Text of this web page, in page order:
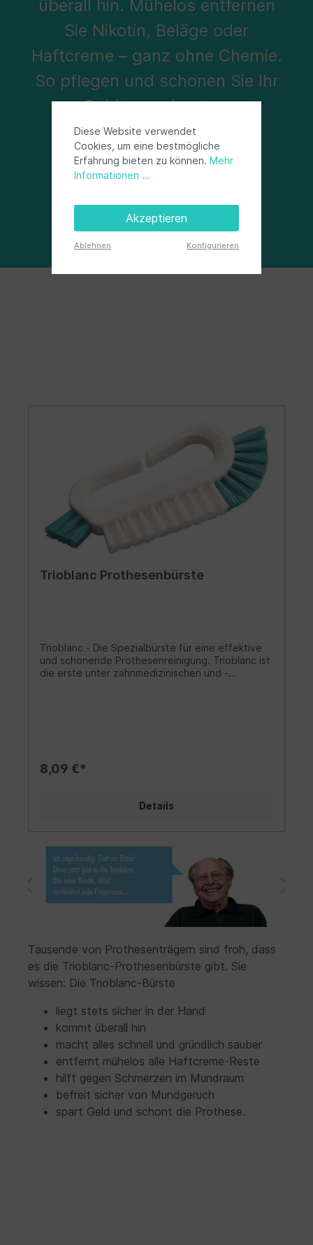
überall hin. Mühelos entfernen
Sie Nikotin, Beläge oder
Haftcreme – ganz ohne Chemie.
So pflegen und schonen Sie Ihr
Gebiss am besten.
Trioblanc Prothesenbürste
Trioblanc - Die Spezialbürste für eine effektive
und schonende Prothesenreinigung. Trioblanc ist
die erste unter zahnmedizinischen und -
Borstenfelder Wenn Sie die Trioblanc-Bürste in
einer völlig neuartigen Borstenkomposition zu tun
jeden Verschmutzungsgrad den entsprechenden
Reinigungsbereich zu wählen. Die Prothese wird
in allen Bereichen gründlich, schonend und - dank
der großen Borstenfelder - auch sehr zügig
gereinigt. Mit Trioblanc können Sie selbst
hartnäckige Verschmutzungen wie Kaffee-, Tee-
oder Nikotinverfärbungen OHNE zusätzliche
sollte Trioblanc trocken gelagert werden. Sicher
und ergonomisch: Der Griff Die vom
herkömmlichen Stielgriff abweichende
Griffkonstruktion schafft nicht nur die
Reinigungsbewegungen, sie ermöglicht auch dem
motorisch eingeschränkten Alterspatienten eine
griffige und sichere Handhabung.Der
Reinigungsbürste liegt eine bebilderte
Gebrauchsanleitung bei. Sichere Reinigung der
“Dritten”Keine Chemie erforderlichIdeale
Reinigung auch von Teleskopen
8,09 €*
Details
Tausende von Prothesenträgern sind froh, dass
es die Trioblanc-Prothesenbürste gibt. Sie
wissen: Die Trioblanc-Bürste
liegt stets sicher in der Hand
kommt überall hin
macht alles schnell und gründlich sauber
entfernt mühelos alle Haftcreme-Reste
hilft gegen Schmerzen im Mundraum
befreit sicher von Mundgeruch
spart Geld und schont die Prothese.
Diese Website verwendet
Cookies, um eine bestmögliche
Erfahrung bieten zu können. Mehr
Informationen ...
Akzeptieren
Ablehnen Konfigurieren